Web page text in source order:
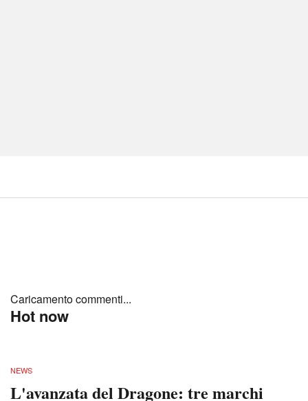
Caricamento commenti...
Hot now
NEWS
L'avanzata del Dragone: tre marchi